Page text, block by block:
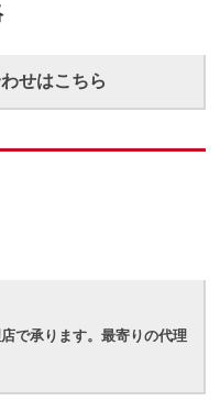
せはこちら
で承ります。最寄りの代理